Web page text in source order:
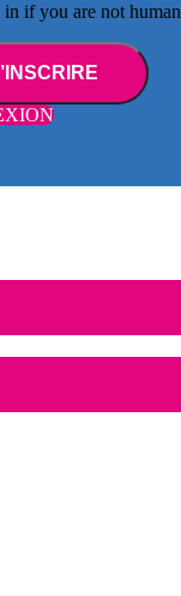
if you are not human